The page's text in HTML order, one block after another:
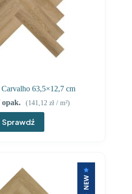
63,5×12,7 cm
(141,12 zł/ m²)
Sprawdź